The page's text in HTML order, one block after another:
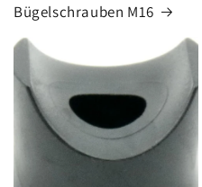
Bügelschrauben M16